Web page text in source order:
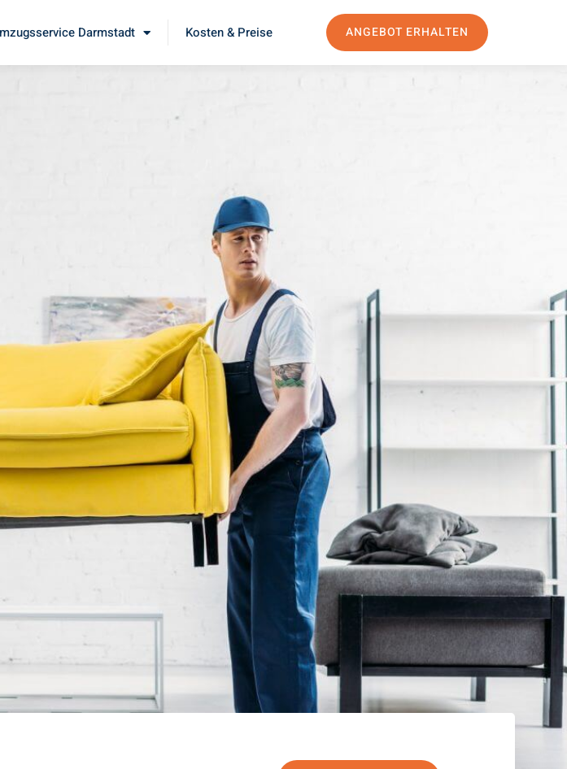
Darmstadt Kosten & Preise ANGEBOT ERHALTEN